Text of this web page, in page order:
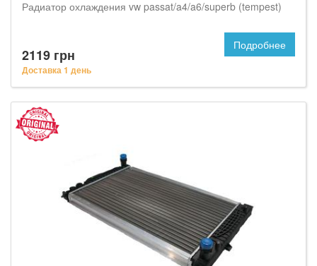
Радиатор охлаждения vw passat/a4/a6/superb (tempest)
2119 грн
Доставка 1 день
Подробнее